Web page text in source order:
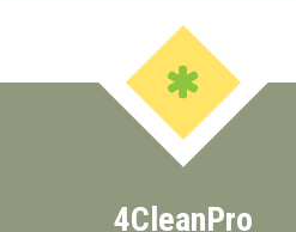
4CleanPro